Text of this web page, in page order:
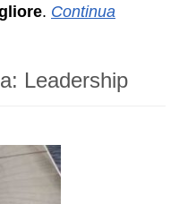
. Continua
Leadership